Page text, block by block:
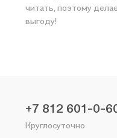
читать, поэтому
выгоду!
+7 812 601-0-
Круглосуточно